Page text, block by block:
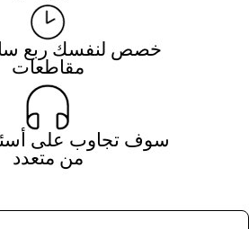
خصص لنفسك ربع
مقاطعات
سوف تجاوب على أسئلة
من متعدد